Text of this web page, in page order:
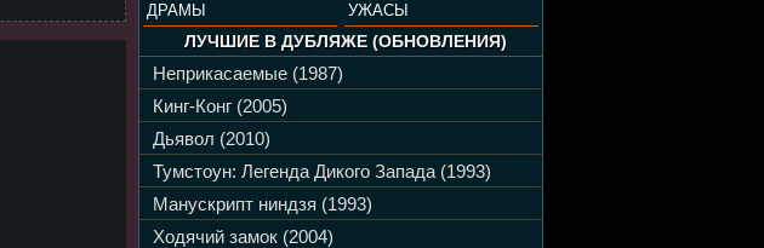
ДРАМЫ
УЖАСЫ
ЛУЧШИЕ В ДУБЛЯЖЕ (ОБНОВЛЕНИЯ)
Неприкасаемые (1987)
Кинг-Конг (2005)
Дьявол (2010)
Тумстоун: Легенда Дикого Запада (1993)
Манускрипт ниндзя (1993)
Ходячий замок (2004)